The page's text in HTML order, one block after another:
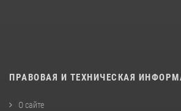
ПРАВОВАЯ И ТЕХНИЧЕСКАЯ
О сайте